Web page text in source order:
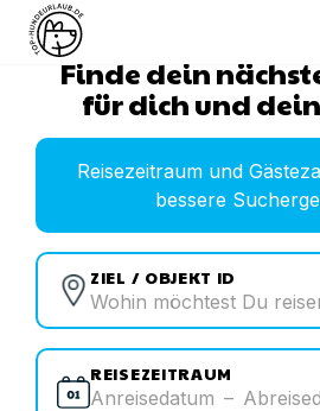
Finde dein
für dich und
Reisezeitraum und
bessere
ZIEL / OBJEKT ID
REISEZEITRAUM
Anreisedatum –